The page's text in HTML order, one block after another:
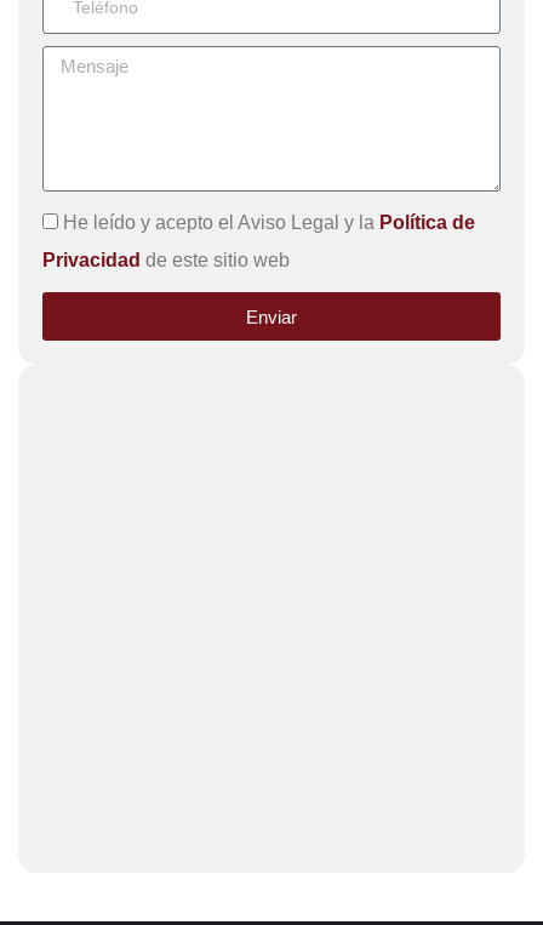
He leído y acepto el Aviso Legal y la Política de
Privacidad de este sitio web
Enviar